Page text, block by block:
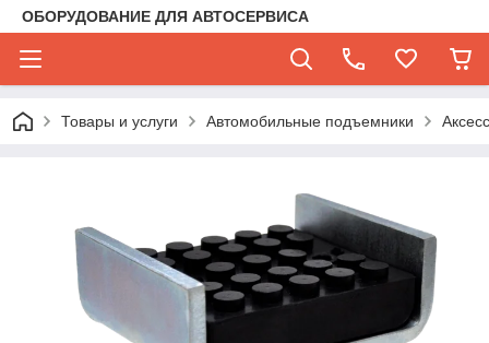
ОБОРУДОВАНИЕ ДЛЯ АВТОСЕРВИСА
Товары и услуги Автомобильные подъемники